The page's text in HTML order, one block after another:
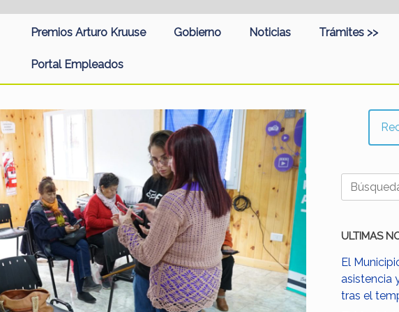
Premios Arturo Kruuse Gobierno Noticias Trámites >>
Portal Empleados
Buscar:
ULTIMAS
El
asistencia
tras el